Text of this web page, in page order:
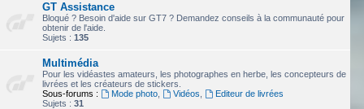
GT Assistance
Bloqué ? Besoin d'aide sur GT7 ? Demandez conseils à la communauté pour
obtenir de l'aide.
Sujets : 135
Multimédia
Pour les vidéastes amateurs, les photographes en herbe, les concepteurs de
livrées et les créateurs de stickers.
Sous-forums :
Mode photo, Vidéos
Editeur de livrées
Sujets : 31